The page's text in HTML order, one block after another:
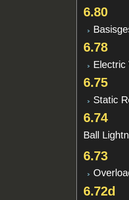
6.80
6.78
Electric
6.75
Static
6.74
Ball
6.73
6.72d